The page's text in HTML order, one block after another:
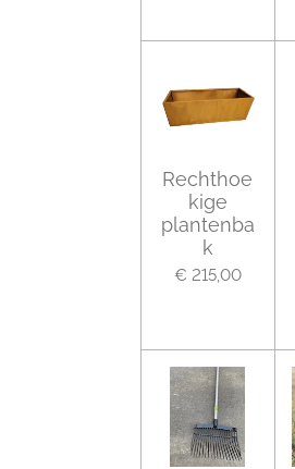
Rechthoe
kige
plantenba
k
€ 215,00